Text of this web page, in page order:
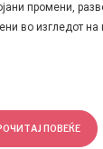
промени,
во изгледот на
ПОВЕЌЕ